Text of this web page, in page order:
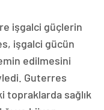
işgalci güçlerin
işgalci gücün
edilmesini
Guterres
topraklarda sağlık